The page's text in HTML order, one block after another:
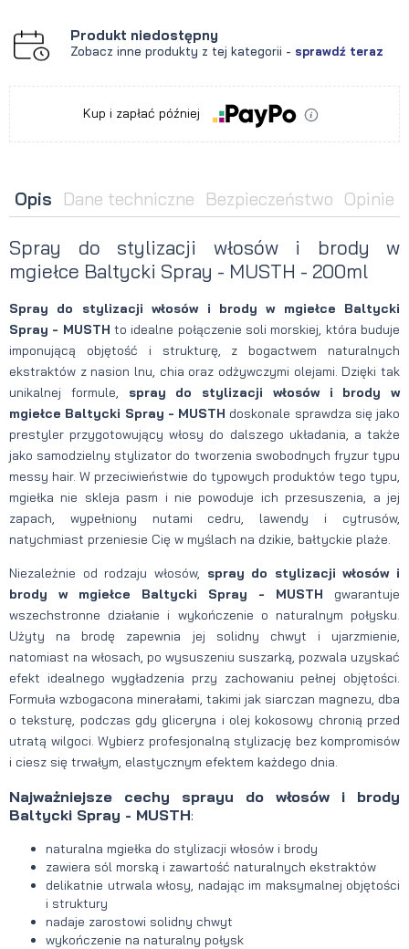
Produkt niedostępny
Zobacz inne produkty z tej kategorii - sprawdź teraz
Kup i zapłać później
Opis Dane techniczne Bezpieczeństwo Opinie
Spray do stylizacji włosów i brody w
mgiełce Baltycki Spray - MUSTH - 200ml
Spray do stylizacji włosów i brody w mgiełce Baltycki
Spray - MUSTH to idealne połączenie soli morskiej, która buduje
imponującą objętość i strukturę, z bogactwem naturalnych
ekstraktów z nasion lnu, chia oraz odżywczymi olejami. Dzięki tak
unikalnej formule, spray do stylizacji włosów i brody w
mgiełce Baltycki Spray - MUSTH doskonale sprawdza się jako
prestyler przygotowujący włosy do dalszego układania, a także
jako samodzielny stylizator do tworzenia swobodnych fryzur typu
messy hair. W przeciwieństwie do typowych produktów tego typu,
mgiełka nie skleja pasm i nie powoduje ich przesuszenia, a jej
zapach, wypełniony nutami cedru, lawendy i cytrusów,
natychmiast przeniesie Cię w myślach na dzikie, bałtyckie plaże.
Niezależnie od rodzaju włosów, spray do stylizacji włosów i
brody w mgiełce Baltycki Spray - MUSTH gwarantuje
wszechstronne działanie i wykończenie o naturalnym połysku.
Użyty na brodę zapewnia jej solidny chwyt i ujarzmienie,
natomiast na włosach, po wysuszeniu suszarką, pozwala uzyskać
efekt idealnego wygładzenia przy zachowaniu pełnej objętości.
Formuła wzbogacona minerałami, takimi jak siarczan magnezu, dba
o teksturę, podczas gdy gliceryna i olej kokosowy chronią przed
utratą wilgoci. Wybierz profesjonalną stylizację bez kompromisów
i ciesz się trwałym, elastycznym efektem każdego dnia.
Najważniejsze cechy sprayu do włosów i brody
Baltycki Spray - MUSTH:
naturalna mgiełka do stylizacji włosów i brody
zawiera sól morską i zawartość naturalnych ekstraktów
delikatnie utrwala włosy, nadając im maksymalnej objętości
i struktury
nadaje zarostowi solidny chwyt
wykończenie na naturalny połysk